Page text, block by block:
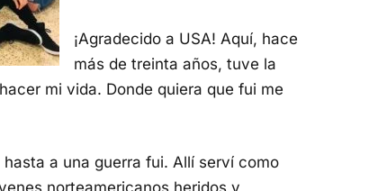
¡Agradecido a USA! Aquí, hace
más de treinta años, tuve la
mi vida. Donde quiera que fui me
a una guerra fui. Allí serví como
norteamericanos heridos y